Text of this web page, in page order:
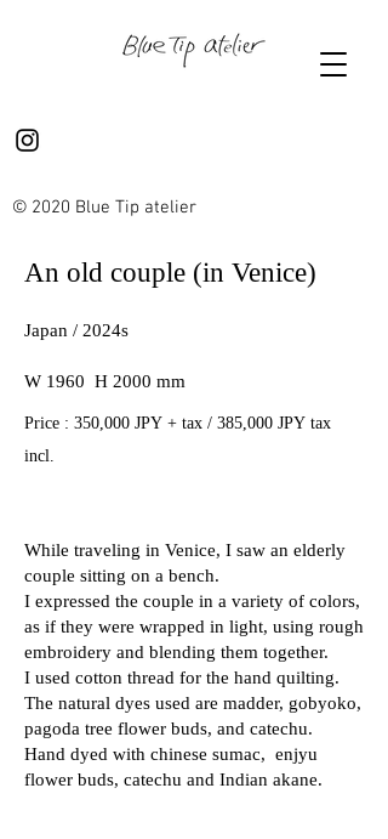
© 2020 Blue Tip atelier
An old couple (in Venice)
Japan / 2024s
W 1960 H 2000 mm
Price : 350,000 JPY + tax / 385,000 JPY tax
incl.
While traveling in Venice, I saw an elderly
couple sitting on a bench.
I expressed the couple in a variety of colors,
as if they were wrapped in light, using rough
embroidery and blending them together.
I used cotton thread for the hand quilting.
The natural dyes used are madder, gobyoko,
pagoda tree flower buds, and catechu.
Hand dyed with chinese sumac, enjyu
flower buds, catechu and Indian akane.